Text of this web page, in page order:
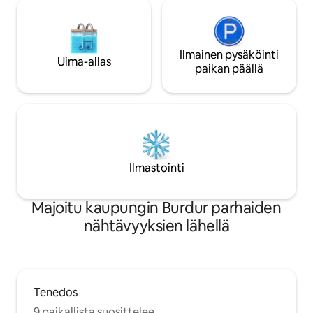
Uima-allas
Ilmainen pysäköinti
paikan päällä
Ilmastointi
Majoitu kaupungin Burdur parhaiden
nähtävyyksien lähellä
Tenedos